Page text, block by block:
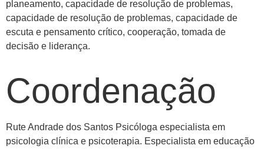
planeamento, capacidade de resolução de problemas,
capacidade de resolução de problemas, capacidade de
escuta e pensamento crítico, cooperação, tomada de
decisão e liderança.
Coordenação
Rute Andrade dos Santos Psicóloga especialista em
psicologia clínica e psicoterapia. Especialista em educação